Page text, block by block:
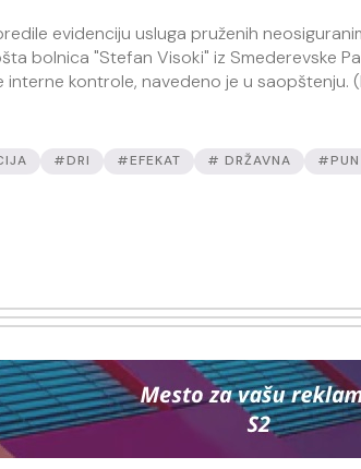
evidenciju usluga pruženih
bolnica "Stefan Visoki" iz Smederevske
interne kontrole, navedeno je u saopštenju.
#DRI #EFEKAT # DRŽAVNA #PUN